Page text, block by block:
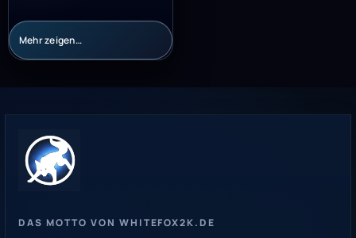
Mehr zeigen…
DAS MOTTO VON WHITEFOX2K.DE